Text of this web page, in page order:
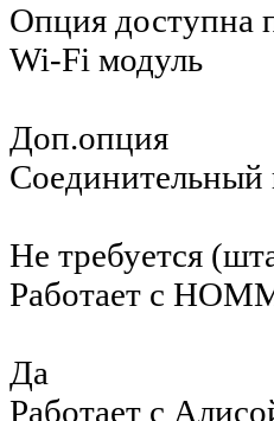
Опция доступна
Wi-Fi модуль
Доп.опция
Соединительный
Не требуется
Работает с
Да
Работает с